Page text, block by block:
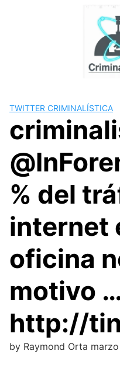
TWITTER CRIMINALÍSTICA
% del
internet
oficina
motivo
http://
by Raymond Orta